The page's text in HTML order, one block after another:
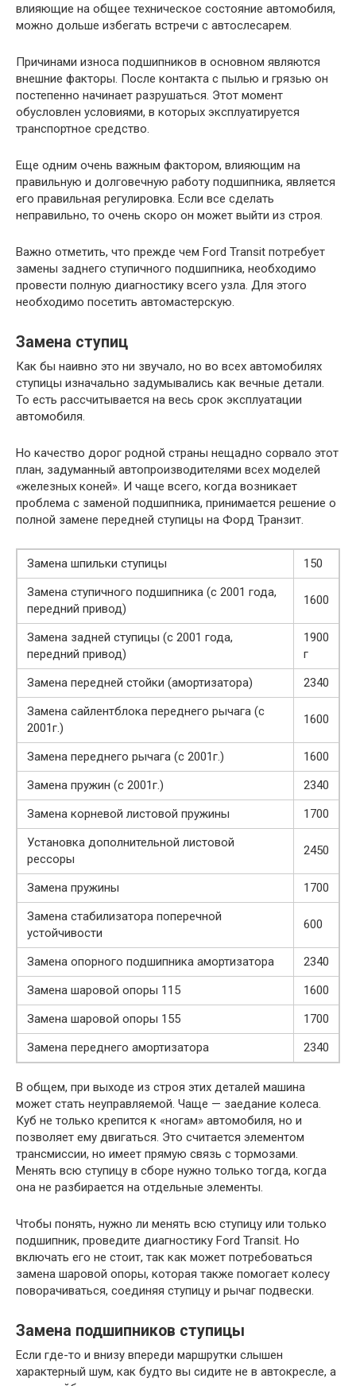
влияющие на общее техническое состояние автомобиля,
можно дольше избегать встречи с автослесарем.
Причинами износа подшипников в основном являются
внешние факторы. После контакта с пылью и грязью он
постепенно начинает разрушаться. Этот момент
обусловлен условиями, в которых эксплуатируется
транспортное средство.
Еще одним очень важным фактором, влияющим на
правильную и долговечную работу подшипника, является
его правильная регулировка. Если все сделать
неправильно, то очень скоро он может выйти из строя.
Важно отметить, что прежде чем Ford Transit потребует
замены заднего ступичного подшипника, необходимо
провести полную диагностику всего узла. Для этого
необходимо посетить автомастерскую.
Замена ступиц
Как бы наивно это ни звучало, но во всех автомобилях
ступицы изначально задумывались как вечные детали.
То есть рассчитывается на весь срок эксплуатации
автомобиля.
Но качество дорог родной страны нещадно сорвало этот
план, задуманный автопроизводителями всех моделей
«железных коней». И чаще всего, когда возникает
проблема с заменой подшипника, принимается решение о
полной замене передней ступицы на Форд Транзит.
Замена шпильки ступицы
150
Замена ступичного подшипника (с 2001 года,
передний привод)
1600
Замена задней ступицы (с 2001 года,
передний привод)
1900
г
Замена передней стойки (амортизатора)
2340
Замена сайлентблока переднего рычага (с
2001г.)
1600
Замена переднего рычага (с 2001г.)
1600
Замена пружин (с 2001г.)
2340
Замена корневой листовой пружины
1700
Установка дополнительной листовой
рессоры
2450
Замена пружины
1700
Замена стабилизатора поперечной
устойчивости
600
Замена опорного подшипника амортизатора
2340
Замена шаровой опоры 115
1600
Замена шаровой опоры 155
1700
Замена переднего амортизатора
2340
В общем, при выходе из строя этих деталей машина
может стать неуправляемой. Чаще — заедание колеса.
Куб не только крепится к «ногам» автомобиля, но и
позволяет ему двигаться. Это считается элементом
трансмиссии, но имеет прямую связь с тормозами.
Менять всю ступицу в сборе нужно только тогда, когда
она не разбирается на отдельные элементы.
Чтобы понять, нужно ли менять всю ступицу или только
подшипник, проведите диагностику Ford Transit. Но
включать его не стоит, так как может потребоваться
замена шаровой опоры, которая также помогает колесу
поворачиваться, соединяя ступицу и рычаг подвески.
Замена подшипников ступицы
Если где-то и внизу впереди маршрутки слышен
характерный шум, как будто вы сидите не в автокресле, а